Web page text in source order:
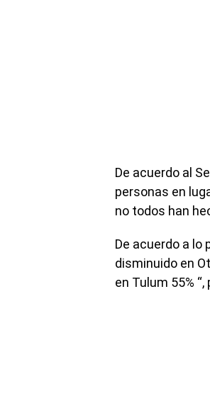
De acuerdo al
personas en
no todos han
De acuerdo a lo
disminuido en
en Tulum 55% “,